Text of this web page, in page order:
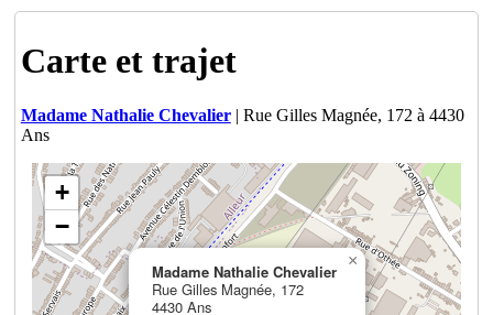
Carte et trajet
Madame Nathalie Chevalier| Rue Gilles Magnée, 172 à 4430
Ans
Madame Nathalie Chevalier
Rue Gilles Magnée, 172
4430 Ans
×
+
−